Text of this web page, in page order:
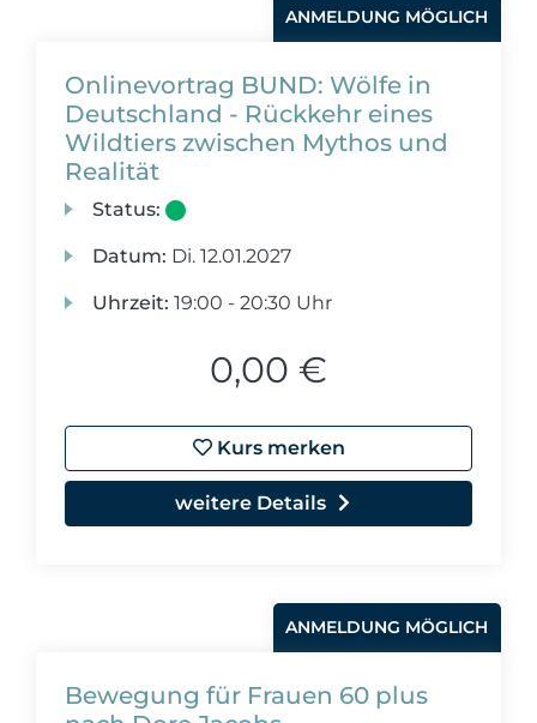
ANMELDUNG MÖGLICH
Onlinevortrag BUND: Wölfe in
Deutschland - Rückkehr eines
Wildtiers zwischen Mythos und
Realität
Status:
Datum: Di. 12.01.2027
Uhrzeit: 19:00 - 20:30 Uhr
0,00 €
Kurs merken
weitere Details
ANMELDUNG MÖGLICH
Bewegung für Frauen 60 plus